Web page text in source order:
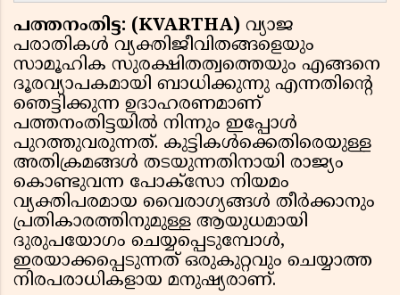
പത്തനംതിട്ട: (KVARTHA) വ്യാജ
പരാതികൾ വ്യക്തിജീവിതങ്ങളെയും
സാമൂഹിക സുരക്ഷിതത്വത്തെയും എങ്ങനെ
ദൂരവ്യാപകമായി ബാധിക്കുന്നു എന്നതിൻ്റെ
ഞെട്ടിക്കുന്ന ഉദാഹരണമാണ്
പത്തനംതിട്ടയിൽ നിന്നും ഇപ്പോൾ
പുറത്തുവരുന്നത്. കുട്ടികൾക്കെതിരെയുള്ള
അതിക്രമങ്ങൾ തടയുന്നതിനായി രാജ്യം
കൊണ്ടുവന്ന പോക്സോ നിയമം
വ്യക്തിപരമായ വൈരാഗ്യങ്ങൾ തീർക്കാനും
പ്രതികാരത്തിനുമുള്ള ആയുധമായി
ദുരുപയോഗം ചെയ്യപ്പെടുമ്പോൾ,
ഇരയാക്കപ്പെടുന്നത് ഒരുകുറ്റവും ചെയ്യാത്ത
നിരപരാധികളായ മനുഷ്യരാണ്.